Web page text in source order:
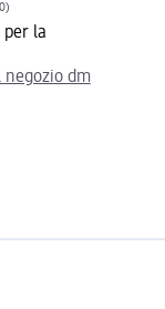
per la
negozio dm